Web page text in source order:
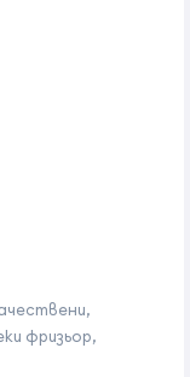
фризьор,